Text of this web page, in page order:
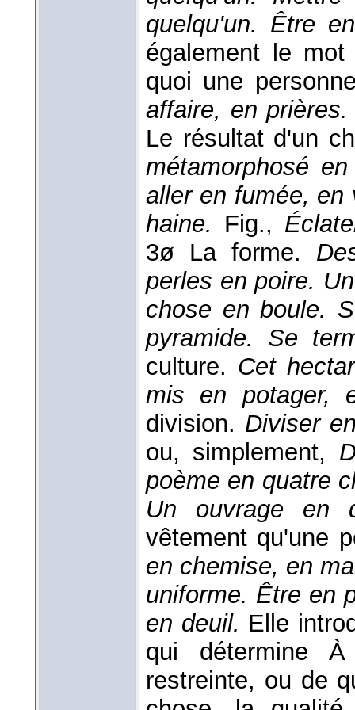
quelqu'un. Être
également le
quoi une
affaire, en
Le résultat d'un
métamorphosé
aller en fumée, en
haine. Fig.,
3ø La forme.
perles en poire.
chose en boule.
pyramide. Se
culture. Cet
mis en potager,
division. Diviser
ou, simplement,
poème en quatre
Un ouvrage en
vêtement qu'une
en chemise, en
uniforme. Être en
en deuil. Elle
qui détermine
restreinte, ou de